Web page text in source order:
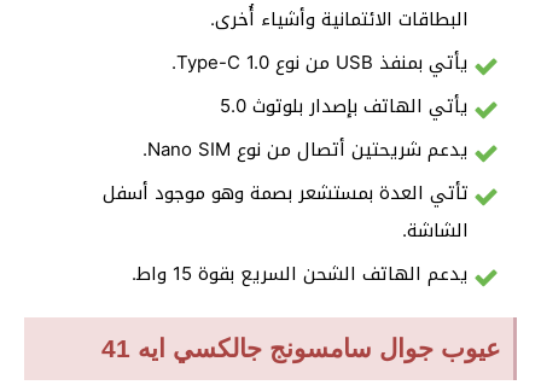
البطاقات الائتمانية وأشياء أُخرى.
يأتي بمنفذ USB من نوع Type-C 1.0.
يأتي الهاتف بإصدار بلوتوث 5.0
يدعم شريحتين أتصال من نوع Nano SIM.
تأتي العدة بمستشعر بصمة وهو موجود أسفل
الشاشة.
يدعم الهاتف الشحن السريع بقوة 15 واط.
عيوب جوال سامسونج جالكسي ايه 41